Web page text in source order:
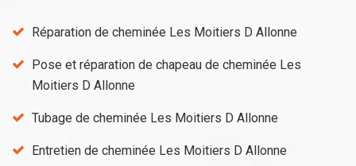
Réparation de cheminée Les Moitiers D Allonne
Pose et réparation de chapeau de cheminée Les
Moitiers D Allonne
Tubage de cheminée Les Moitiers D Allonne
Entretien de cheminée Les Moitiers D Allonne